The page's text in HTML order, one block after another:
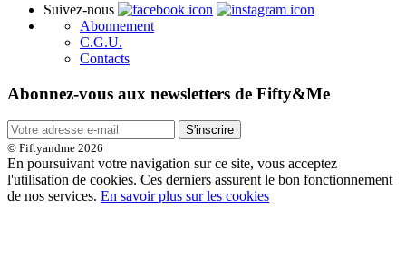
Suivez-nous
Abonnement
C.G.U.
Contacts
Abonnez-vous aux newsletters de Fifty&Me
S'inscrire
© Fiftyandme 2026
En poursuivant votre navigation sur ce site, vous acceptez
l'utilisation de cookies. Ces derniers assurent le bon fonctionnement
de nos services. En savoir plus sur les cookies